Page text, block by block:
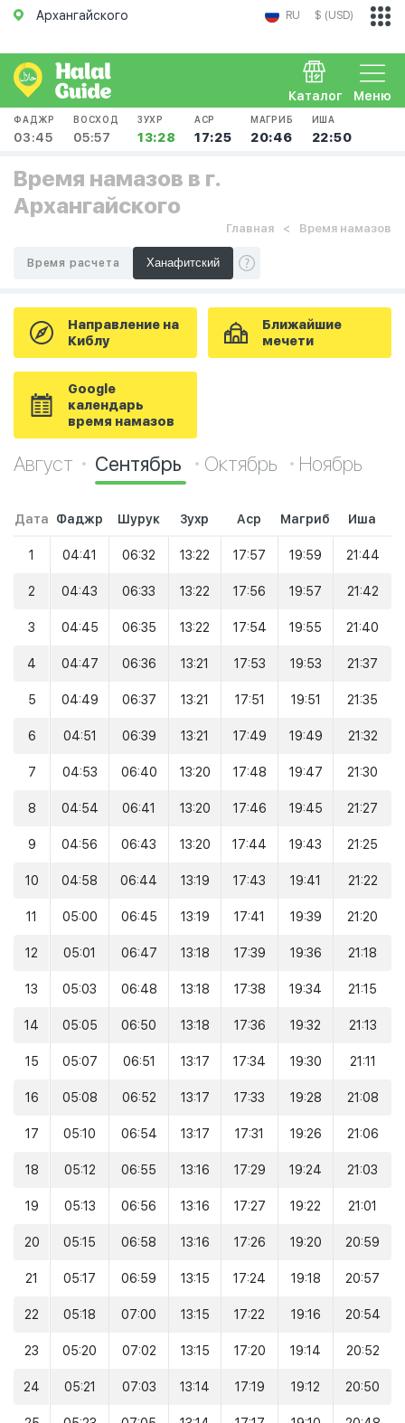
Архангайского RU $ (USD)
Меню
Каталог
ФАДЖР
03:45
ВОСХОД
05:57
ЗУХР
13:28
АСР
17:25
МАГРИБ
20:46
ИША
22:50
Время намазов в г.
Архангайского
Главная Время намазов
Время расчета
Направление на
Киблу
Ближайшие
мечети
Google
календарь
время намазов
Август Сентябрь Октябрь Ноябрь
Дата Фаджр Шурук Зухр Аср Магриб Иша
1 04:41 06:32 13:22 17:57 19:59 21:44
2 04:43 06:33 13:22 17:56 19:57 21:42
3 04:45 06:35 13:22 17:54 19:55 21:40
4 04:47 06:36 13:21 17:53 19:53 21:37
5 04:49 06:37 13:21 17:51 19:51 21:35
6 04:51 06:39 13:21 17:49 19:49 21:32
7 04:53 06:40 13:20 17:48 19:47 21:30
8 04:54 06:41 13:20 17:46 19:45 21:27
9 04:56 06:43 13:20 17:44 19:43 21:25
10 04:58 06:44 13:19 17:43 19:41 21:22
11 05:00 06:45 13:19 17:41 19:39 21:20
12 05:01 06:47 13:18 17:39 19:36 21:18
13 05:03 06:48 13:18 17:38 19:34 21:15
14 05:05 06:50 13:18 17:36 19:32 21:13
15 05:07 06:51 13:17 17:34 19:30 21:11
16 05:08 06:52 13:17 17:33 19:28 21:08
17 05:10 06:54 13:17 17:31 19:26 21:06
18 05:12 06:55 13:16 17:29 19:24 21:03
19 05:13 06:56 13:16 17:27 19:22 21:01
20 05:15 06:58 13:16 17:26 19:20 20:59
21 05:17 06:59 13:15 17:24 19:18 20:57
22 05:18 07:00 13:15 17:22 19:16 20:54
23 05:20 07:02 13:15 17:20 19:14 20:52
24 05:21 07:03 13:14 17:19 19:12 20:50